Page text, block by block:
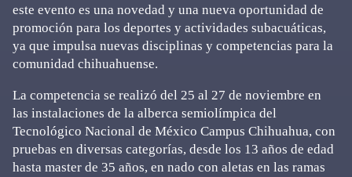
este evento es una novedad y una nueva oportunidad de
promoción para los deportes y actividades subacuáticas,
ya que impulsa nuevas disciplinas y competencias para la
comunidad chihuahuense.
La competencia se realizó del 25 al 27 de noviembre en
las instalaciones de la alberca semiolímpica del
Tecnológico Nacional de México Campus Chihuahua, con
pruebas en diversas categorías, desde los 13 años de edad
hasta master de 35 años, en nado con aletas en las ramas